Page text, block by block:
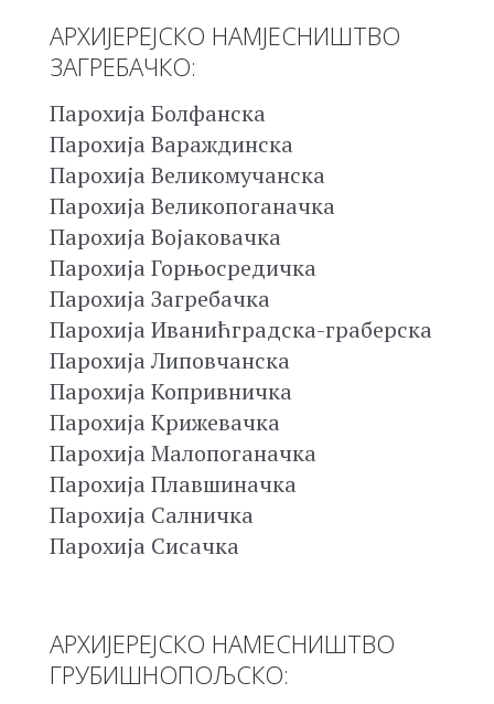
АРХИЈЕРЕЈСКО НАМЈЕСНИШТВО
ЗАГРЕБАЧКО:
Парохија Болфанска
Парохија Вараждинска
Парохија Великомучанска
Парохија Великопоганачка
Парохија Војаковачка
Парохија Горњосредичка
Парохија Загребачка
Парохија Иванићградска-граберска
Парохија Липовчанска
Парохија Копривничка
Парохија Крижевачка
Парохија Малопоганачка
Парохија Плавшиначка
Парохија Салничка
Парохија Сисачка
АРХИЈЕРЕЈСКО НАМЕСНИШТВО
ГРУБИШНОПОЉСКО: